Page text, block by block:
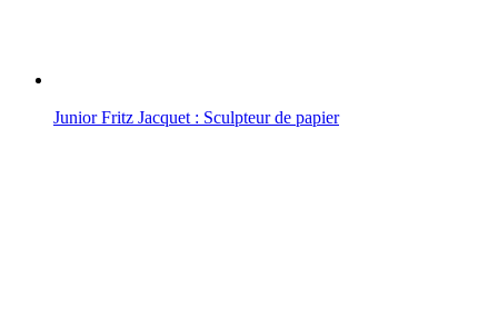
Junior Fritz Jacquet : Sculpteur de papier